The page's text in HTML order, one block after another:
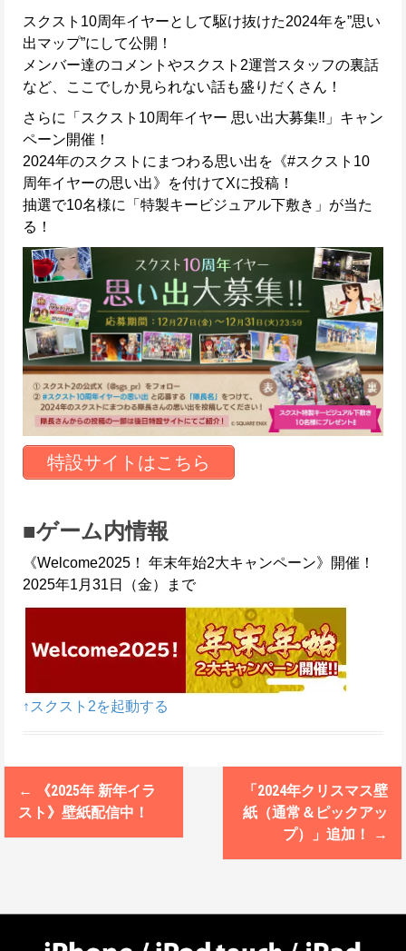
スクスト10周年イヤーとして駆け抜けた2024年を”思い
出マップ”にして公開！
メンバー達のコメントやスクスト2運営スタッフの裏話
など、ここでしか見られない話も盛りだくさん！
さらに「スクスト10周年イヤー 思い出大募集‼」キャン
ペーン開催！
2024年のスクストにまつわる思い出を《#スクスト10
周年イヤーの思い出》を付けてXに投稿！
抽選で10名様に「特製キービジュアル下敷き」が当た
る！
特設サイトはこちら
■ゲーム内情報
《Welcome2025！ 年末年始2大キャンペーン》開催！
2025年1月31日（金）まで
↑スクスト2を起動する
P
o
t
「2024年クリスマス壁
紙（通常＆ピックアッ
プ）」追加！
→
←
《2025年 新年イラ
スト》壁紙配信中！